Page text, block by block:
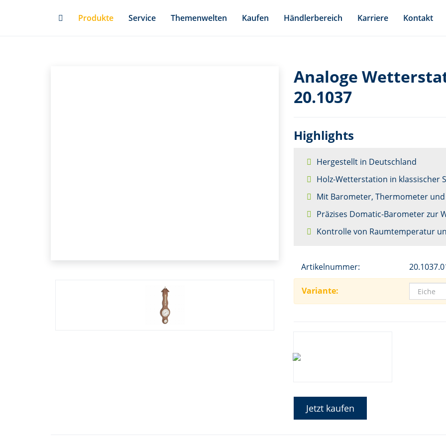
Produkte Service Themenwelten Kaufen Händlerbereich Karriere Kontakt
Analoge
20.1037
Highlights
Hergestellt in Deutschland
Holz-Wetterstation in klassischer
Mit Barometer, Thermometer
Präzises Domatic-Barometer zur
Kontrolle von Raumtemperatur
Artikelnummer:
Variante:
Jetzt kaufen